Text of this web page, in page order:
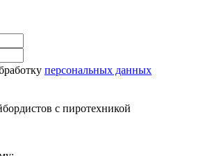
персональных данных
с пиротехникой